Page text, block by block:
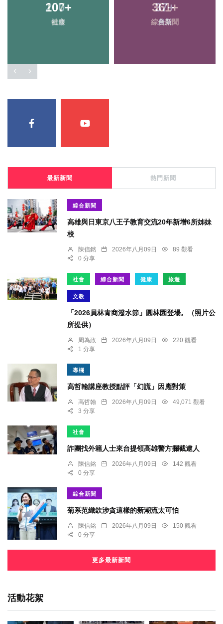
107+
健康
361+
綜合新聞
最新新聞 熱門新聞
綜合新聞
高雄與日東京八王子教育交流20年新增6所姊妹
校
陳信銘 2026年八月09日
89 觀看
0 分享
社會 綜合新聞 健康 旅遊
文教
「2026員林青商潑水節」圓林園登場。（照片公
所提供）
周為政 2026年八月09日
220 觀看
1 分享
專欄
高哲翰講座教授點評「幻謊」因應對策
高哲翰 2026年八月09日
49,071 觀看
3 分享
社會
詐團找外籍人士來台提領高雄警方攔截逮人
陳信銘 2026年八月09日
142 觀看
0 分享
綜合新聞
菊系范織欽涉貪這樣的新潮流太可怕
陳信銘 2026年八月09日
150 觀看
0 分享
更多最新新聞
活動花絮